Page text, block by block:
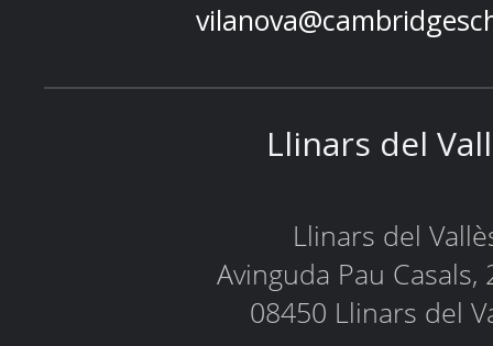
Llinars del
Llinars del
Avinguda Pau Casals,
08450 Llinars del